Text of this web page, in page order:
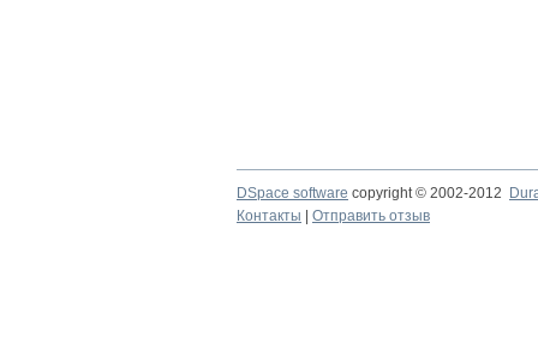
DSpace software copyright © 2002-2012
Контакты
Отправить отзыв